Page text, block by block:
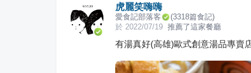
虎麗笑嗨嗨
愛食記部落客 (3318篇食記)
於 2022/07/19 推薦了這家餐廳
有湯真好(高雄)歐式創意湯品專賣